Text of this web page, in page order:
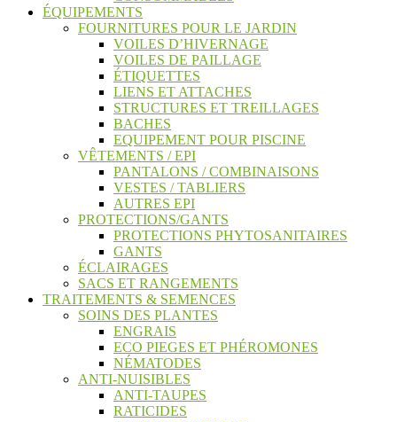
ÉQUIPEMENTS
FOURNITURES POUR LE JARDIN
VOILES D’HIVERNAGE
VOILES DE PAILLAGE
ÉTIQUETTES
LIENS ET ATTACHES
STRUCTURES ET TREILLAGES
BACHES
EQUIPEMENT POUR PISCINE
VÊTEMENTS / EPI
PANTALONS / COMBINAISONS
VESTES / TABLIERS
AUTRES EPI
PROTECTIONS/GANTS
PROTECTIONS PHYTOSANITAIRES
GANTS
ÉCLAIRAGES
SACS ET RANGEMENTS
TRAITEMENTS & SEMENCES
SOINS DES PLANTES
ENGRAIS
ECO PIEGES ET PHÉROMONES
NÉMATODES
ANTI-NUISIBLES
ANTI-TAUPES
RATICIDES